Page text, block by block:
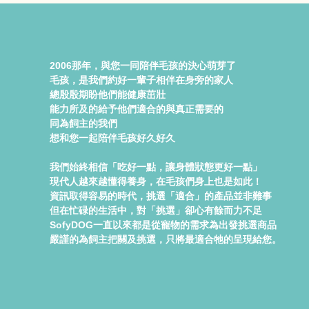
2006那年，與您一同陪伴毛孩的決心萌芽了
毛孩，是我們約好一輩子相伴在身旁的家人
總殷殷期盼他們能健康茁壯
能力所及的給予他們適合的與真正需要的
同為飼主的我們
想和您一起陪伴毛孩好久好久
我們始終相信「吃好一點，讓身體狀態更好一點」
現代人越來越懂得養身，在毛孩們身上也是如此！
資訊取得容易的時代，挑選「適合」的產品並非難事
但在忙碌的生活中，對「挑選」卻心有餘而力不足
SofyDOG一直以來都是從寵物的需求為出發挑選商品
嚴謹的為飼主把關及挑選，只將最適合牠的呈現給您。